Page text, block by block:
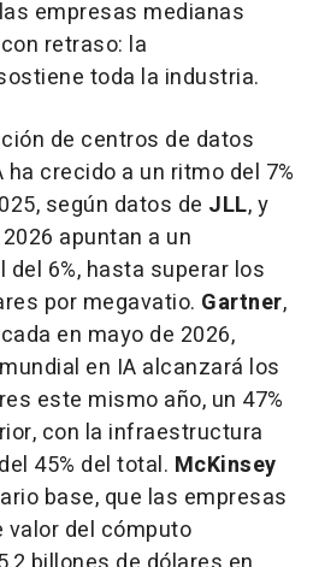
empresas medianas
retraso: la
toda la industria.
de centros de datos
crecido a un ritmo del 7%
según datos de JLL, y
apuntan a un
6%, hasta superar los
por megavatio. Gartner,
en mayo de 2026,
en IA alcanzará los
este mismo año, un 47%
con la infraestructura
45% del total. McKinsey
base, que las empresas
valor del cómputo